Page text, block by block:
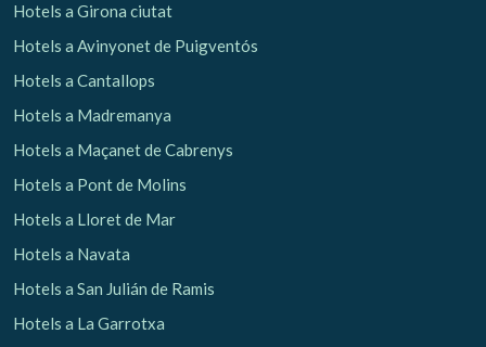
Hotels a Girona ciutat
Hotels a Avinyonet de Puigventós
Hotels a Cantallops
Hotels a Madremanya
Hotels a Maçanet de Cabrenys
Hotels a Pont de Molins
Hotels a Lloret de Mar
Hotels a Navata
Hotels a San Julián de Ramis
Hotels a La Garrotxa